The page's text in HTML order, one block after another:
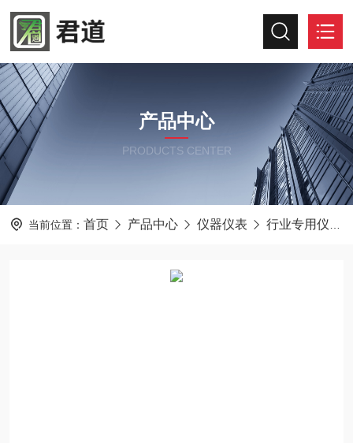
产品中心
PRODUCTS CENTER
当前位置： 首页 产品中心 仪器仪表 行业专用仪器仪表